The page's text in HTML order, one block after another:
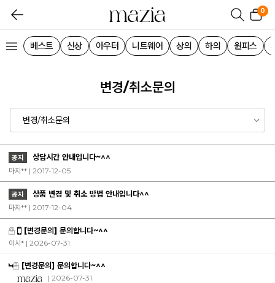
0
베스트 신상 아우터 니트웨어 상의 하의 원피스
변경/취소문의
공지 상담시간 안내입니다~^^
마지** | 2017-12-05
공지 상품 변경 및 취소 방법 안내입니다^^
마지** | 2017-12-04
[변경문의] 문의합니다~^^
이시* | 2026-07-31
[변경문의] 문의합니다~^^
| 2026-07-31